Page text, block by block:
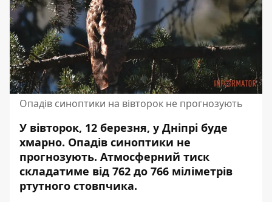
Опадів синоптики на вівторок не прогнозують
У вівторок, 12 березня, у Дніпрі буде
хмарно. Опадів синоптики не
прогнозують. Атмосферний тиск
складатиме від 762 до 766 міліметрів
ртутного стовпчика.